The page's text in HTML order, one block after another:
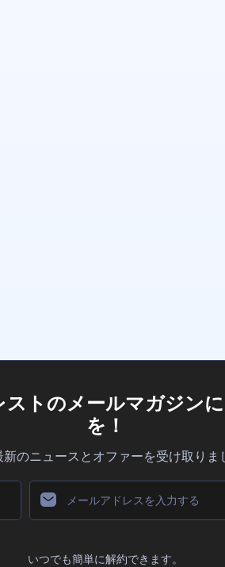
ストのメールマガジン
を！
のニュースとオファーを受け取りま
いつでも簡単に解約できます。